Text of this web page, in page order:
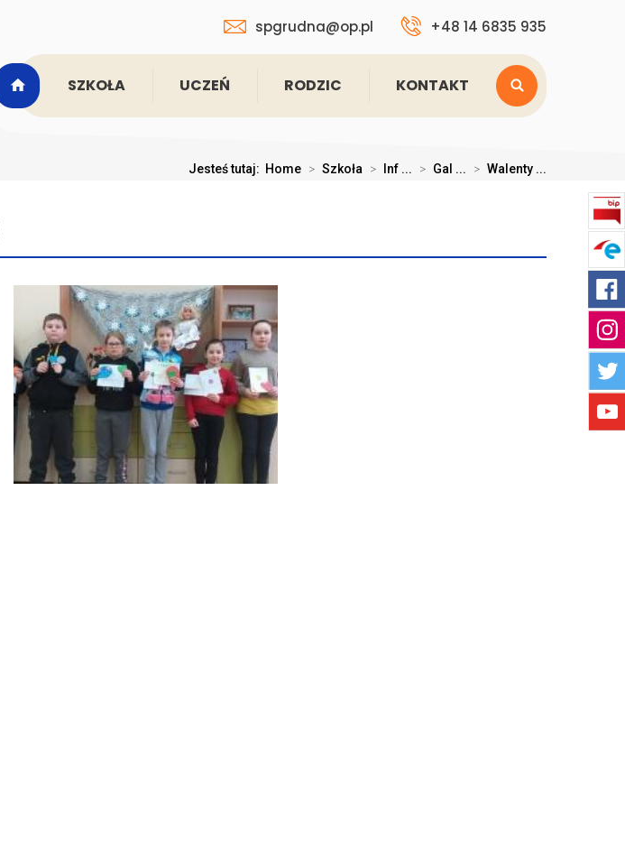
spgrudna@op.pl +48 14 6835 935
SZKOŁA UCZEŃ RODZIC KONTAKT
Jesteś tutaj: Home > Szkoła > Inf ... > Gal ... > Walenty ...